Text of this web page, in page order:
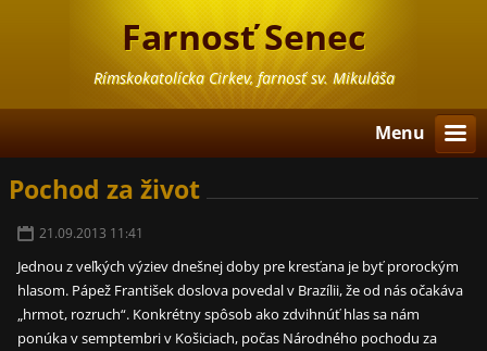
Farnosť Senec
Rímskokatolícka Cirkev, farnosť sv. Mikuláša
Menu
Pochod za život
21.09.2013 11:41
Jednou z veľkých výziev dnešnej doby pre kresťana je byť prorockým
hlasom. Pápež František doslova povedal v Brazílii, že od nás očakáva
„hrmot, rozruch“. Konkrétny spôsob ako zdvihnúť hlas sa nám
ponúka v semptembri v Košiciach, počas Národného pochodu za